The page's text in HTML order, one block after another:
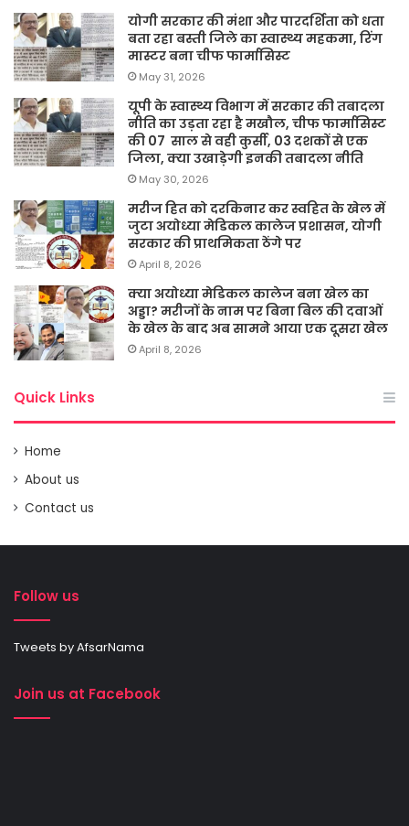
योगी सरकार की मंशा और पारदर्शिता को धता
बता रहा बस्ती जिले का स्वास्थ्य महकमा, रिंग
मास्टर बना चीफ फार्मासिस्ट
May 31, 2026
यूपी के स्वास्थ्य विभाग में सरकार की तबादला
नीति का उड़ता रहा है मखौल, चीफ फार्मासिस्ट
की 07 साल से वही कुर्सी, 03 दशकों से एक
जिला, क्या उखाड़ेगी इनकी तबादला नीति
May 30, 2026
मरीज हित को दरकिनार कर स्वहित के खेल में
जुटा अयोध्या मेडिकल कालेज प्रशासन, योगी
सरकार की प्राथमिकता ठेंगे पर
April 8, 2026
क्या अयोध्या मेडिकल कालेज बना खेल का
अड्डा? मरीजों के नाम पर बिना बिल की दवाओं
के खेल के बाद अब सामने आया एक दूसरा खेल
April 8, 2026
Quick Links
Home
About us
Contact us
Follow us
Tweets by AfsarNama
Join us at Facebook